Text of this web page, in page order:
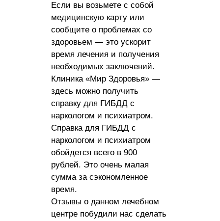
Если вы возьмете с собой
медицинскую карту или
сообщите о проблемах со
здоровьем — это ускорит
время лечения и получения
необходимых заключений.
Клиника «Мир Здоровья» —
здесь можно получить
справку для ГИБДД с
наркологом и психиатром.
Справка для ГИБДД с
наркологом и психиатром
обойдется всего в 900
рублей. Это очень малая
сумма за сэкономленное
время.
Отзывы о данном лечебном
центре побудили нас сделать